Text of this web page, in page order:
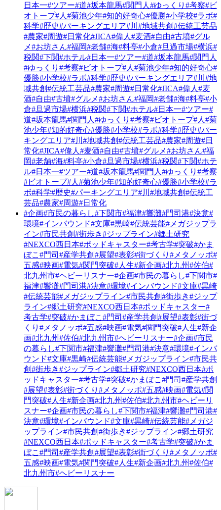
日本一#ツアー#道#坂本龍馬#関門人 #ゆっくり #考察#ビ
オトープ#人 #菊池少年#知的好奇心#優勝#小学校#ラボ#
科学#歴史#パーキングエリア#川 #地域共創#伝統工芸品
#農家#周遊#日常化#JICA#偉人 #麦酒#自由#古墳#グル
メ#お坊さん#福岡#老舗#海#料亭#小倉#旦過市場#横浜#
税関#下関#ホテル#日本一#ツアー#道#坂本龍馬#関門人
#ゆっくり #考察#ビオトープ#人 #菊池少年#知的好奇心#
優勝#小学校#ラボ#科学#歴史#パーキングエリア#川 #地
域共創#伝統工芸品#農家#周遊#日常化#JICA#偉人 #麦
酒#自由#古墳#グルメ#お坊さん#福岡#老舗#海#料亭#小
倉#旦過市場#横浜#税関#下関#ホテル#日本一#ツアー#
道#坂本龍馬#関門人 #ゆっくり #考察#ビオトープ#人 #菊
池少年#知的好奇心#優勝#小学校#ラボ#科学#歴史#パー
キングエリア#川 #地域共創#伝統工芸品#農家#周遊#日
常化#JICA#偉人 #麦酒#自由#古墳#グルメ#お坊さん#福
岡#老舗#海#料亭#小倉#旦過市場#横浜#税関#下関#ホテ
ル#日本一#ツアー#道#坂本龍馬#関門人 #ゆっくり #考察
#ビオトープ#人 #菊池少年#知的好奇心#優勝#小学校#ラ
ボ#科学#歴史#パーキングエリア#川 #地域共創#伝統工
芸品#農家#周遊#日常化
#企画#市民の暮らし#下関市#福津#響灘#門司港#決意#
環境#インバウンド#文庫#黒崎#伝統芸能#メガジップラ
イン#市民共創#街歩き#ジップライン#郷土研究
#NEXCO西日本#ポッドキャスター#考古学#突破#かま
ぼこ #門司 #産学共創#展望#表彰#街づくり #メタノッポ#
五感#映画#電気#関門突破#人生#新企画#北九州#佐伯#
北九州市#ヘビーリスナー#企画#市民の暮らし#下関市#
福津#響灘#門司港#決意#環境#インバウンド#文庫#黒崎
#伝統芸能#メガジップライン#市民共創#街歩き#ジップ
ライン#郷土研究#NEXCO西日本#ポッドキャスター#
考古学#突破#かまぼこ #門司 #産学共創#展望#表彰#街づ
くり #メタノッポ#五感#映画#電気#関門突破#人生#新企
画#北九州#佐伯#北九州市#ヘビーリスナー#企画#市民
の暮らし#下関市#福津#響灘#門司港#決意#環境#インバ
ウンド#文庫#黒崎#伝統芸能#メガジップライン#市民共
創#街歩き#ジップライン#郷土研究#NEXCO西日本#ポ
ッドキャスター#考古学#突破#かまぼこ #門司 #産学共創
#展望#表彰#街づくり #メタノッポ#五感#映画#電気#関
門突破#人生#新企画#北九州#佐伯#北九州市#ヘビーリ
スナー#企画#市民の暮らし#下関市#福津#響灘#門司港#
決意#環境#インバウンド#文庫#黒崎#伝統芸能#メガジ
ップライン#市民共創#街歩き#ジップライン#郷土研究
#NEXCO西日本#ポッドキャスター#考古学#突破#かま
ぼこ #門司 #産学共創#展望#表彰#街づくり #メタノッポ#
五感#映画#電気#関門突破#人生#新企画#北九州#佐伯#
北九州市#ヘビーリスナー